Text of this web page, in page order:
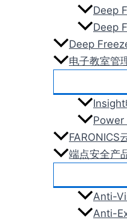
Deep
Deep
Deep
电子教室管
Insight
Power
FARONICS
端点安全产
Anti-
Anti-